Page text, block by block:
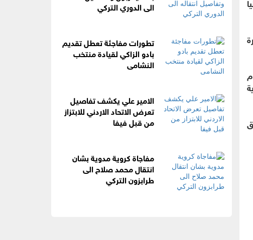
الشرق
الى الدوري التركي
تطورات مفاجئة تعطل تقديم
بادو الزاكي لقيادة منتخب
النشامى
الامير علي يكشف تفاصيل
تعرض الاتحاد الاردني للابتزاز
من قبل فيفا
مفاجاة كروية مدوية بشان
انتقال محمد صلاح الى
طرابزون التركي